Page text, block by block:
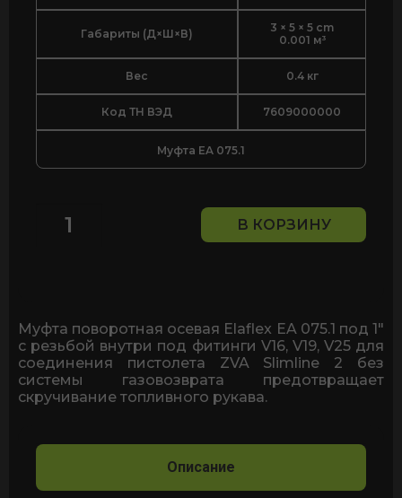
Габариты (Д×Ш×В)
3 × 5 × 5 cm
0.001 м³
Вес 0.4 кг
Код ТН ВЭД 7609000000
Муфта EA 075.1
Количество
075.1
c
внутренней
резьбой
1",
ZVA
2
В КОРЗИНУ
Муфта поворотная осевая Elaflex EA 075.1 под 1"
с резьбой внутри под фитинги V16, V19, V25 для
соединения пистолета ZVA Slimline 2 без
системы газовозврата предотвращает
скручивание топливного рукава.
Описание